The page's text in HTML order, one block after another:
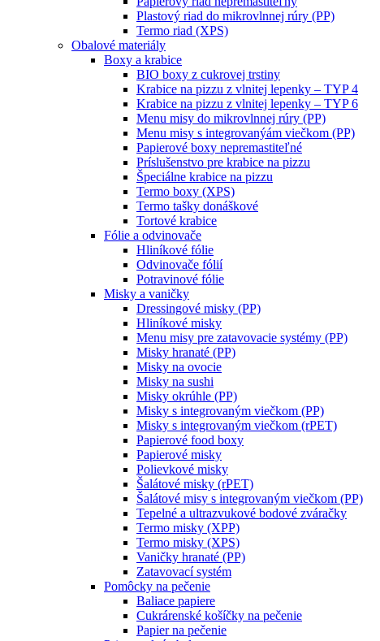
Plastový riad do mikrovlnnej rúry (PP)
Termo riad (XPS)
Obalové materiály
Boxy a krabice
BIO boxy z cukrovej trstiny
Krabice na pizzu z vlnitej lepenky – TYP 4
Krabice na pizzu z vlnitej lepenky – TYP 6
Menu misy do mikrovlnnej rúry (PP)
Menu misy s integrovanýám viečkom (PP)
Papierové boxy nepremastiteľné
Príslušenstvo pre krabice na pizzu
Špeciálne krabice na pizzu
Termo boxy (XPS)
Termo tašky donáškové
Tortové krabice
Fólie a odvinovače
Hliníkové fólie
Odvinovače fólií
Potravinové fólie
Misky a vaničky
Dressingové misky (PP)
Hliníkové misky
Menu misy pre zatavovacie systémy (PP)
Misky hranaté (PP)
Misky na ovocie
Misky na sushi
Misky okrúhle (PP)
Misky s integrovaným viečkom (PP)
Misky s integrovaným viečkom (rPET)
Papierové food boxy
Papierové misky
Polievkové misky
Šalátové misky (rPET)
Šalátové misy s integrovaným viečkom (PP)
Tepelné a ultrazvukové bodové zváračky
Termo misky (XPP)
Termo misky (XPS)
Vaničky hranaté (PP)
Zatavovací systém
Pomôcky na pečenie
Baliace papiere
Cukrárenské košíčky na pečenie
Papier na pečenie